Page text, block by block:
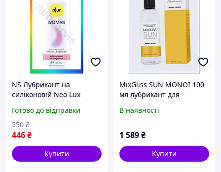
NS Лубрикант на
силіконовій Neo Lux
мастило для інтимної
близькості та масажу
25Neo-ss
Готово до відправки
446₴
550 ₴
Купити
MixGliss SUN MONOI 100
мл лубрикант для
воді, 1TC11P7694
В наявності
1 589₴
Купити